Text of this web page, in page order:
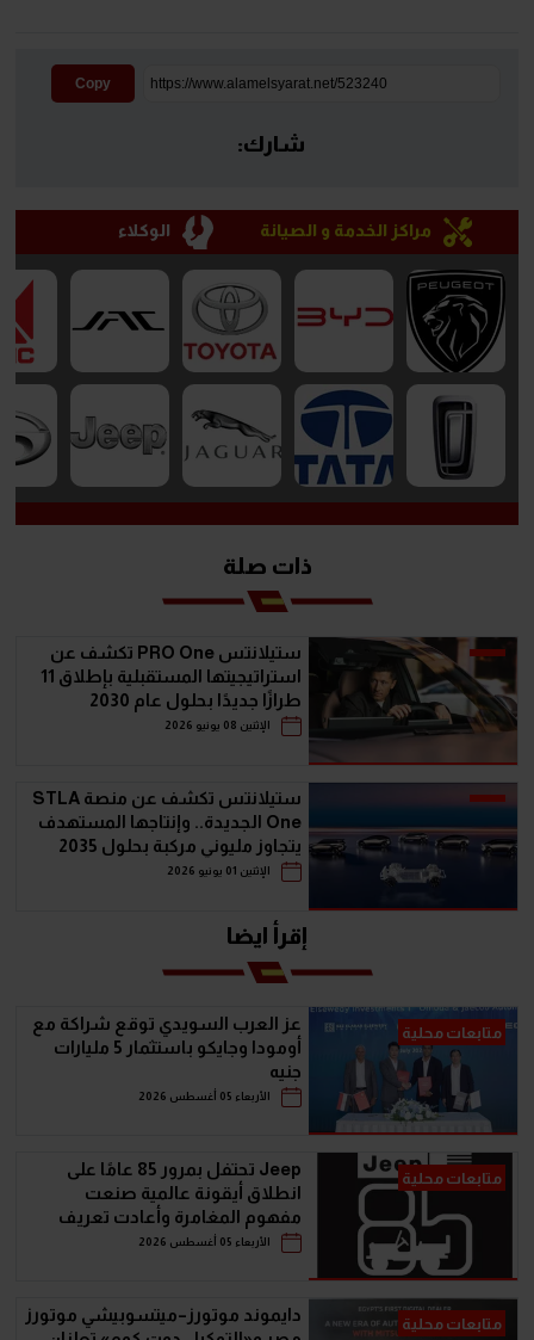
Copy
شارك:
مراكز الخدمة و الصيانة الوكلاء
ذات صلة
ستيلانتس PRO One تكشف عن
استراتيجيتها المستقبلية بإطلاق 11
طرازًا جديدًا بحلول عام 2030
الإثنين 08 يونيو 2026
ستيلانتس تكشف عن منصة STLA
One الجديدة.. وإنتاجها المستهدف
يتجاوز مليوني مركبة بحلول 2035
الإثنين 01 يونيو 2026
إقرأ ايضا
متابعات محلية
عز العرب السويدي توقع شراكة مع
أومودا وجايكو باستثمار 5 مليارات
جنيه
الأربعاء 05 أغسطس 2026
متابعات محلية
Jeep تحتفل بمرور 85 عامًا على
انطلاق أيقونة عالمية صنعت
مفهوم المغامرة وأعادت تعريف
سيارات الـ SUV
الأربعاء 05 أغسطس 2026
متابعات محلية
دايموند موتورز–ميتسوبيشي موتورز